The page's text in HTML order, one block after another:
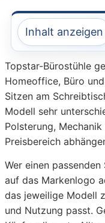
Inhalt anzeigen
Topstar-Bürostühle
Homeoffice, Büro
Sitzen am
Modell sehr
Polsterung,
Preisbereich
Wer einen
auf das Markenlogo
das jeweilige Modell
und Nutzung passt.